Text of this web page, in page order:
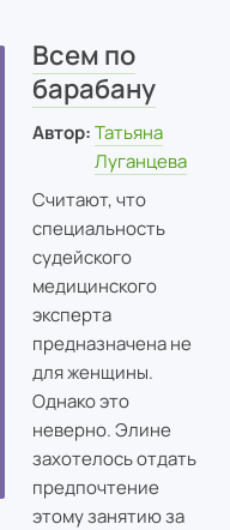
Всем по
барабану
Автор: Татьяна
Луганцева
Считают, что
специальность
судейского
медицинского
эксперта
предназначена не
для женщины.
Однако это
неверно. Элине
захотелось отдать
предпочтение
этому занятию за